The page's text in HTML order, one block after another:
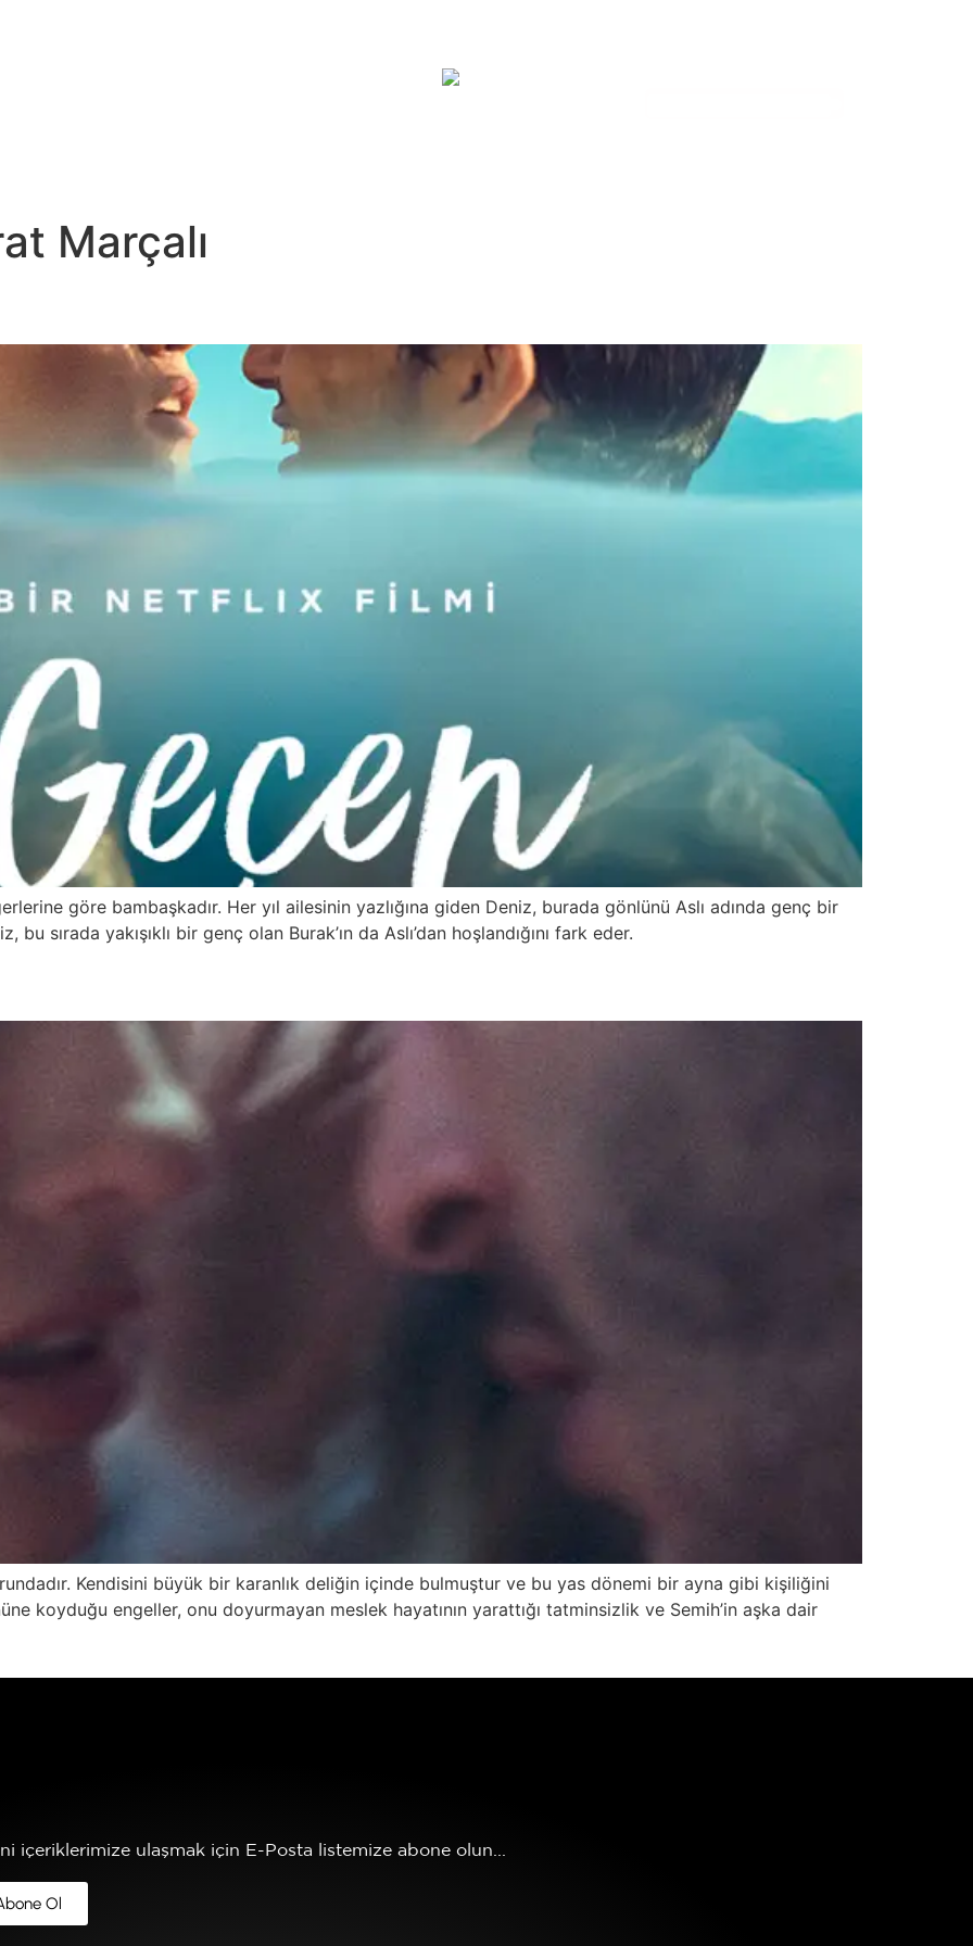
Marçalı
göre bambaşkadır. Her yıl ailesinin yazlığına giden Deniz, burada gönlünü Aslı adında genç bir
bu sırada yakışıklı bir genç olan Burak’ın da Aslı’dan hoşlandığını fark eder.
Kendisini büyük bir karanlık deliğin içinde bulmuştur ve bu yas dönemi bir ayna gibi kişiliğini
koyduğu engeller, onu doyurmayan meslek hayatının yarattığı tatminsizlik ve Semih’in aşka dair
içeriklerimize ulaşmak için E-Posta listemize abone olun...
Ol